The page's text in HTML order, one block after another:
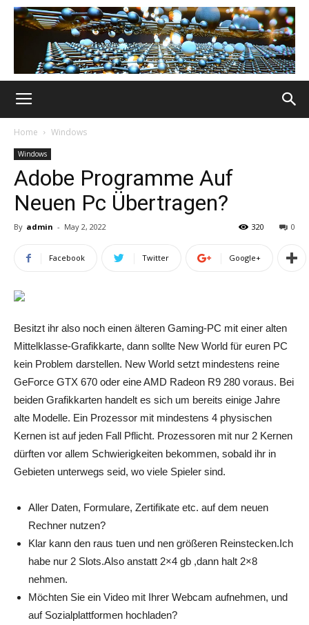
Home Windows
Windows
Adobe Programme Auf
Neuen Pc Übertragen?
By admin - May 2, 2022 0
320
Facebook Twitter Google+
Besitzt ihr also noch einen älteren Gaming-PC mit einer alten
Mittelklasse-Grafikkarte, dann sollte New World für euren PC
kein Problem darstellen. New World setzt mindestens reine
GeForce GTX 670 oder eine AMD Radeon R9 280 voraus. Bei
beiden Grafikkarten handelt es sich um bereits einige Jahre
alte Modelle. Ein Prozessor mit mindestens 4 physischen
Kernen ist auf jeden Fall Pflicht. Prozessoren mit nur 2 Kernen
dürften vor allem Schwierigkeiten bekommen, sobald ihr in
Gebieten unterwegs seid, wo viele Spieler sind.
Aller Daten, Formulare, Zertifikate etc. auf dem neuen
Rechner nutzen?
Klar kann den raus tuen und nen größeren Reinstecken.Ich
habe nur 2 Slots.Also anstatt 2×4 gb ,dann halt 2×8
nehmen.
Möchten Sie ein Video mit Ihrer Webcam aufnehmen, und
auf Sozialplattformen hochladen?